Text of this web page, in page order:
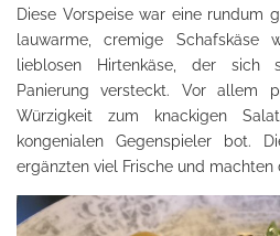
Diese Vorspeise war eine rundum
lauwarme, cremige
lieblosen Hirtenkäse, der sich
Panierung versteckt. Vor allem
Würzigkeit zum knackigen
kongenialen Gegenspieler bot.
ergänzten viel Frische und machten